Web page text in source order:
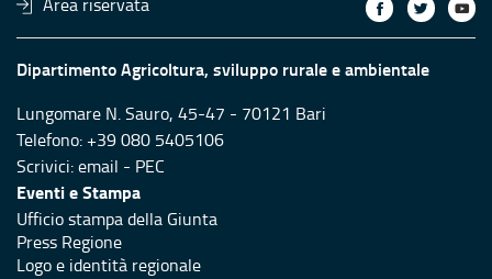
Dipartimento Agricoltura, sviluppo rurale e ambientale
Lungomare N. Sauro, 45-47 - 70121 Bari
Telefono: +39 080 5405106
Scrivici:email - PEC
Eventi e Stampa
Ufficio stampa della Giunta
Press Regione
Logo e identità regionale